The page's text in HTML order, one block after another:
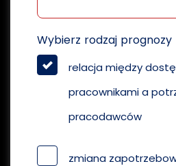
Wybierz rodzaj prognozy
relacja między
pracownikami a
pracodawców
zmiana